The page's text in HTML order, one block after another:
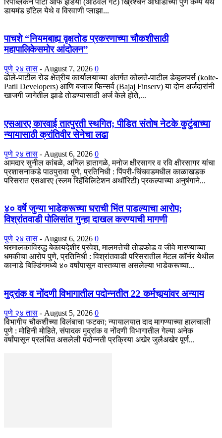
डायमंड हॉटेल येथे व विरवाणी प्लाझा...
पाचशे “नियमबाह्य वृक्षतोड प्रकरणाच्या चौकशीसाठी
महापालिकेसमोर आंदोलन”
पुणे २४ तास - August 7, 2026 0
ढोले-पाटील रोड क्षेत्रीय कार्यालयाच्या अंतर्गत कोलते-पाटील डेव्हलपर्स (kolte-
Patil Developers) आणि बजाज फिन्सर्व (Bajaj Finserv) या दोन अर्जदारांनी
खाजगी जागेतील झाडे तोडण्यासाठी अर्ज केले होते,...
एसआरए कारवाई तात्पुरती स्थगित; पीडित संतोष नेटके कुटुंबाच्या
न्यायासाठी क्रांतिवीर सेनेचा लढा
पुणे २४ तास - August 6, 2026 0
आमदार सुनील कांबळे, अनिल हातागळे, मनोज क्षीरसागर व रवि क्षीरसागर यांचा
प्रशासनाकडे पाठपुरावा पुणे, प्रतिनिधी : पिंपरी-चिंचवडमधील काळाखडक
परिसरात एसआरए (स्लम रिहॅबिलिटेशन अथॉरिटी) प्रकल्पाच्या अनुषंगाने...
४० वर्षे जुन्या भाडेकरूच्या घराची भिंत पाडल्याचा आरोप;
विश्रांतवाडी पोलिसांत गुन्हा दाखल करण्याची मागणी
पुणे २४ तास - August 6, 2026 0
घरमालकाविरुद्ध बेकायदेशीर प्रवेश, मालमत्तेची तोडफोड व जीवे मारण्याच्या
धमकीचा आरोप पुणे, प्रतिनिधी : विश्रांतवाडी परिसरातील मेंटल कॉर्नर येथील
कानाडे बिल्डिंगमध्ये ४० वर्षांपासून वास्तव्यास असलेल्या भाडेकरूच्या...
मुद्रांक व नोंदणी विभागातील पदोन्नतीत 22 कर्मचार्‍यांवर अन्याय
पुणे २४ तास - August 5, 2026 0
विभागीय चौकशीच्या विलंबाचा फटका; न्यायालयात दाद मागण्याच्या हालचाली
पुणे : मोहिनी मोहिते, संपादक मुद्रांक व नोंदणी विभागातील गेल्या अनेक
वर्षांपासून प्रलंबित असलेली पदोन्नती प्रक्रिया अखेर जुलैअखेर पूर्ण...